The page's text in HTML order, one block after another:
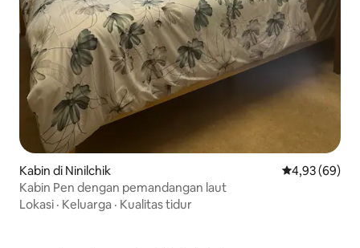
Kabin di Ninilchik Nilai rata-rata
4,93 (69)
Kabin Pen dengan pemandangan laut
Lokasi · Keluarga · Kualitas tidur